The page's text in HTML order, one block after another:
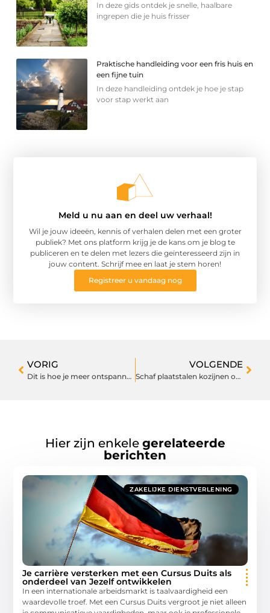
In deze gids ontdek je snelle, haalbare
ingrepen die je huis frisser
Praktische handleiding voor een fris huis en
een fijne tuin
In deze handleiding ontdek je hoe je stap
voor stap werkt aan
Meld u nu aan en deel uw verhaal!
Wil je jouw ideeën, kennis of verhalen delen met een groter
publiek? Met ons platform krijg je de kans om je blog te
publiceren en te delen met lezers die geïnteresseerd zijn in
jouw content. Schrijf mee en laat je stem horen!
Registreer u vandaag nog
VORIG
Dit is hoe je meer ontspannen jouw dag beleven kunt!
VOLGENDE
Schaf plaatstalen kozijnen op maat aan
Hier zijn enkele gerelateerde
berichten
ZAKELIJKE DIENSTVERLENING
Je carrière versterken met een Cursus Duits als
onderdeel van Jezelf ontwikkelen
In een internationale arbeidsmarkt is taalvaardigheid een
waardevolle troef. Met een Cursus Duits vergroot je niet alleen